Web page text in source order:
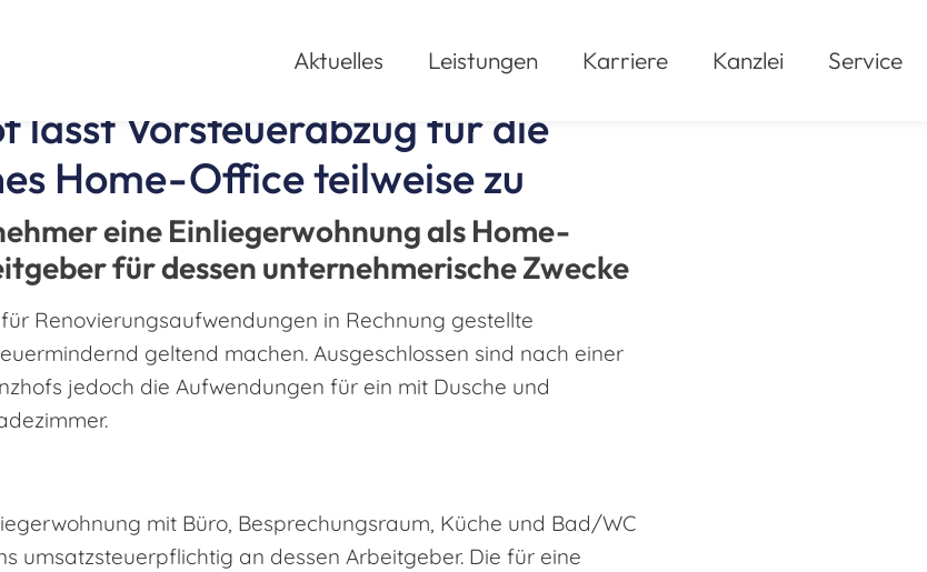
Aktuelles Leistungen Karriere Kanzlei Service
lässt Vorsteuerabzug für die
Home-Office teilweise zu
eine Einliegerwohnung als Home-
für dessen unternehmerische Zwecke
Renovierungsaufwendungen in Rechnung gestellte
geltend machen. Ausgeschlossen sind nach einer
jedoch die Aufwendungen für ein mit Dusche und
mit Büro, Besprechungsraum, Küche und Bad/WC
umsatzsteuerpflichtig an dessen Arbeitgeber. Die für eine